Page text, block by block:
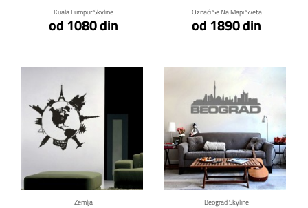
Kuala Lumpur Skyline
od 1080 din
Označi Se Na Mapi Sveta
od 1890 din
Zemlja
Klikni za detalje
Beograd Skyline
Klikni za detalje